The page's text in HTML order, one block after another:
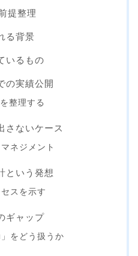
提整理
る背景
いるもの
の実績公開
整理する
さないケース
ネジメント
という発想
スを示す
ギャップ
」をどう扱うか